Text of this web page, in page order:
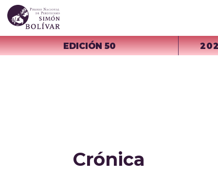
EDICIÓN 50
Crónica